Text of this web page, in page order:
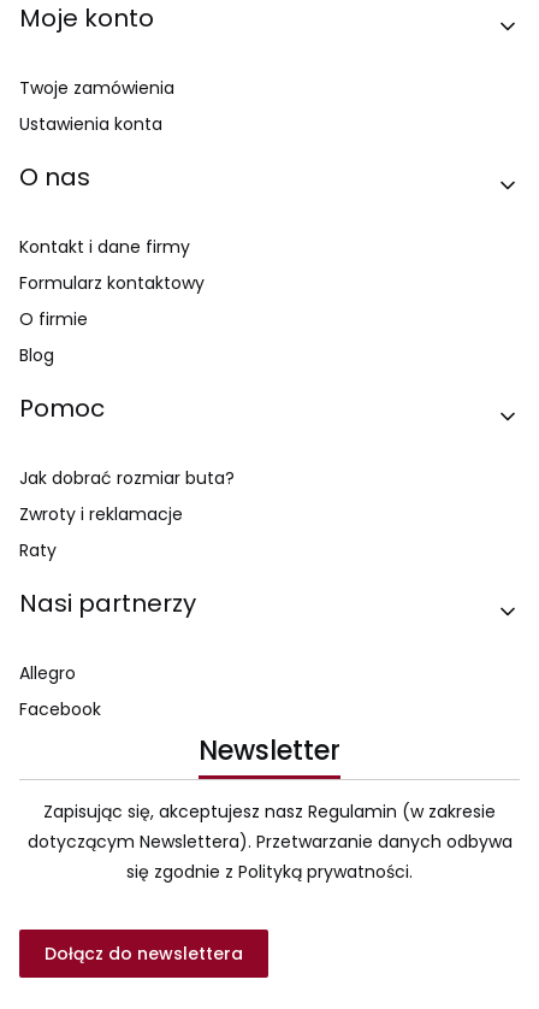
Moje konto
Twoje zamówienia
Ustawienia konta
O nas
Kontakt i dane firmy
Formularz kontaktowy
O firmie
Blog
Pomoc
Jak dobrać rozmiar buta?
Zwroty i reklamacje
Raty
Nasi partnerzy
Allegro
Facebook
Newsletter
Dołącz do newslettera
Zapisując się, akceptujesz nasz Regulamin (w zakresie
dotyczącym Newslettera). Przetwarzanie danych odbywa
się zgodnie z Polityką prywatności.